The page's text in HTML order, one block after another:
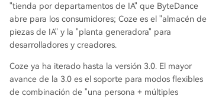
"tienda por departamentos de IA" que ByteDance
abre para los consumidores; Coze es el "almacén de
piezas de IA" y la "planta generadora" para
desarrolladores y creadores.
Coze ya ha iterado hasta la versión 3.0. El mayor
avance de la 3.0 es el soporte para modos flexibles
de combinación de "una persona + múltiples